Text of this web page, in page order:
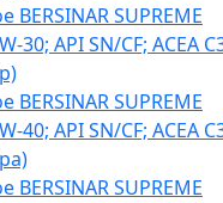
SUPREME
30; API SN/CF; ACEA
SUPREME
40; API SN/CF; ACEA
SUPREME